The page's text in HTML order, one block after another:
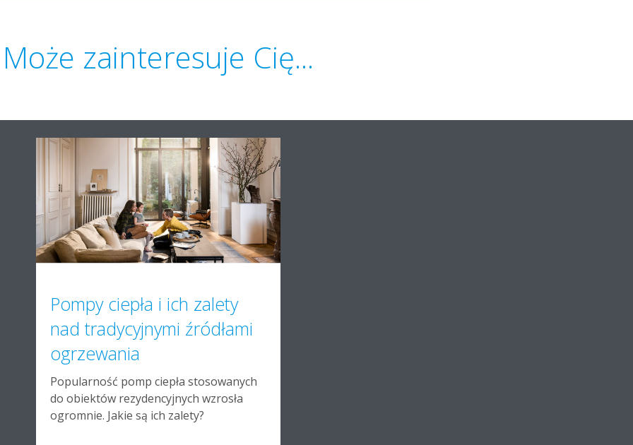
Może zainteresuje Cię...
Pompy ciepła i ich zalety
nad tradycyjnymi źródłami
ogrzewania
Popularność pomp ciepła stosowanych
do obiektów rezydencyjnych wzrosła
ogromnie. Jakie są ich zalety?